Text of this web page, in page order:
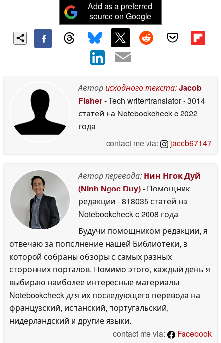
Add as a preferred
source on Google
Авторисходного текста:Jacob
Fisher- Tech writer/translator- 3014
статей на Notebookcheckc 2022
года
contact me via:
jacob67147
Автор перевода: Нин Нгок Дуй
(Ninh Ngoc Duy)- Помощник
редакции - 818035 статей на
Notebookcheckc 2008 года
Будучи помощником редакции, я
отвечаю за пополнение нашей Библиотеки, в
которой собраны обзоры с самых разных
сторонних порталов. Помимо этого, каждый день я
выбираю наиболее интересные материалы
Notebookcheck для их последующего перевода на
французский, испанский, португальский,
нидерландский и другие языки.
contact me via:
Facebook